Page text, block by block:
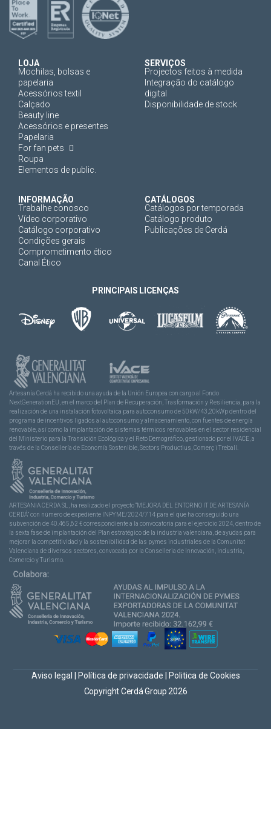
LOJA
Mochilas, bolsas e
papelaria
Acessórios textil
Calçado
Beauty line
Acessórios e presentes
Papelaria
For fan pets
Roupa
Elementos de public.
SERVIÇOS
Projectos feitos à medida
Integração do catálogo
digital
Disponibilidade de stock
INFORMAÇÃO
Trabalhe conosco
Vídeo corporativo
Catálogo corporativo
Condições gerais
Comprometimento ético
Canal Ético
CATÁLOGOS
Catálogos por temporada
Catálogo produto
Publicações de Cerdá
PRINCIPAIS LICENÇAS
Artesanía Cerdá ha recibido una ayuda de la Unión Europea con cargo al Fondo
NextGenerationEU, en el marco del Plan de Recuperación, Trasformación y Resiliencia, para la
realización de una instalación fotovoltaica para autoconsumo de 50kW/43,20kWp dentro del
programa de incentivos ligados al autoconsumo y almacenamiento, con fuentes de energía
renovable, así como la implantación de sistemas térmicos renovables en el sector residencial
del Ministerio para la Transición Ecológica y el Reto Demográfico, gestionado por el IVACE, a
través de la Consellería de Economía Sostenible, Sectors Productius, Comerç i Treball.
ARTESANIA CERDA SL, ha realizado el proyecto “MEJORA DEL ENTORNO IT DE ARTESANÍA
CERDÁ” con número de expediente INPYME/2024/714 para el que ha conseguido una
subvención de 40.465,62 € correspondiente a la convocatoria para el ejercicio 2024, dentro de
la sexta fase de implantación del Plan estratégico de la industria valenciana, de ayudas para
mejorar la competitividad y la sostenibilidad de las pymes industriales de la Comunitat
Valenciana de diversos sectores, convocada por la Conselleria de Innovación, Industria,
Comercio y Turismo.
Copyright Cerdá Group 2026
Aviso legal Política de privacidade Politica de Cookies